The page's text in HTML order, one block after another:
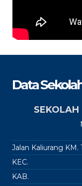
Data
SEKOLAH
Jalan Kaliurang
KEC.
KAB.